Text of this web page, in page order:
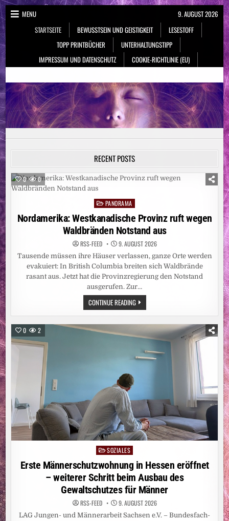
Skip
to
content
MENU
STARTSEITE
BEWUSSTSEIN UND GEISTIGKEIT
LESESTOFF
TOPP PRINTBÜCHER
UNTERHALTUNGSTIPP
IMPRESSUM UND DATENSCHUTZ
COOKIE-RICHTLINIE (EU)
9. AUGUST 2026
NeueSpiritualität.de
RECENT POSTS
0 0
PostedPANORAMA
Nordamerika: Westkanadische Provinz ruft wegen
Waldbränden Notstand aus
RSS-FEED 9. AUGUST 2026
Tausende müssen ihre Häuser verlassen, ganze Orte werden
evakuiert: In British Columbia breiten sich Waldbrände
rasant aus. Jetzt hat die Provinzregierung den Notstand
ausgerufen. Zur…
CONTINUE READINGNORDAMERIKA:
WESTKANADISCHE
PROVINZ
WEGEN
WALDBRÄNDEN
NOTSTAND
AUS
0 2
PostedSOZIALES
Erste Männerschutzwohnung in Hessen eröffnet
– weiterer Schritt beim Ausbau des
Gewaltschutzes für Männer
RSS-FEED 9. AUGUST 2026
LAG Jungen- und Männerarbeit Sachsen e.V. – Bundesfach-